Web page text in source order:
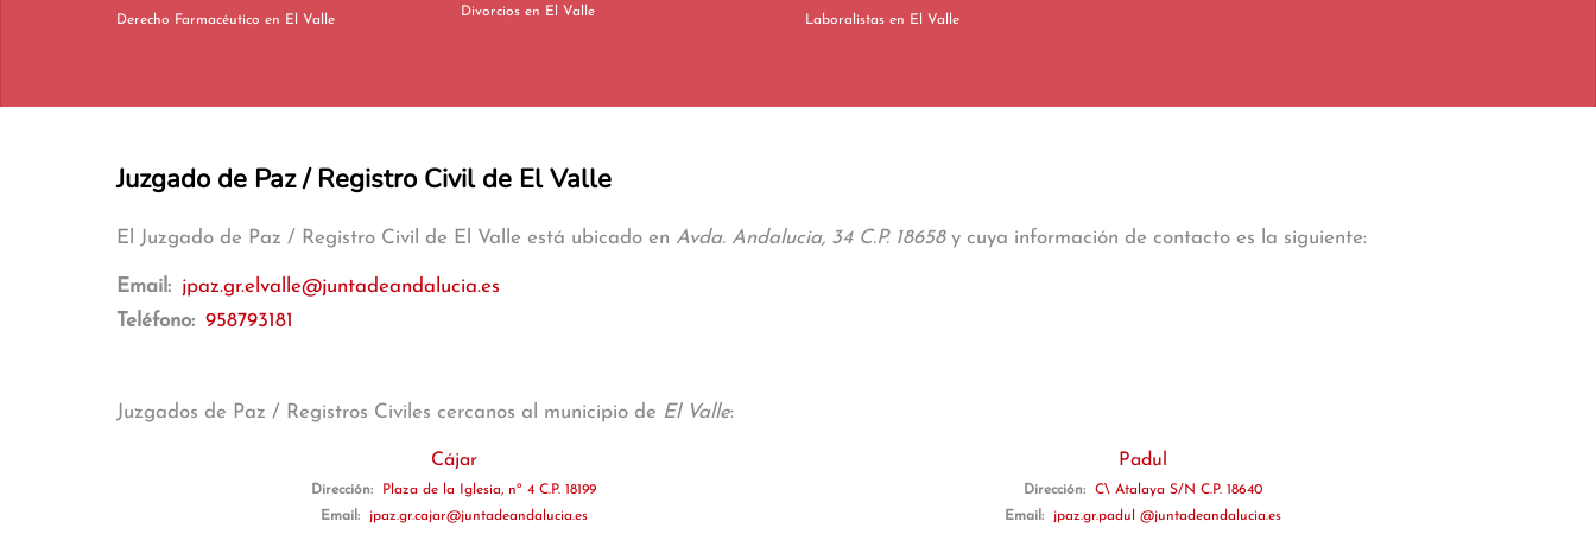
Derecho Farmacéutico en El Valle
Divorcios en El Valle
Laboralistas en El Valle
Juzgado de Paz / Registro Civil de El Valle
El Juzgado de Paz / Registro Civil de El Valle está ubicado en Avda. Andalucia, 34 C.P. 18658y cuya información de contacto es la siguiente:
Email: jpaz.gr.elvalle@juntadeandalucia.es
Teléfono: 958793181
Juzgados de Paz / Registros Civiles cercanos al municipio de El Valle:
Cájar
Dirección:
Plaza de la Iglesia, nº 4 C.P. 18199
Email:
jpaz.gr.cajar@juntadeandalucia.es
Padul
Dirección:
C\ Atalaya S/N C.P. 18640
Email:
jpaz.gr.padul @juntadeandalucia.es